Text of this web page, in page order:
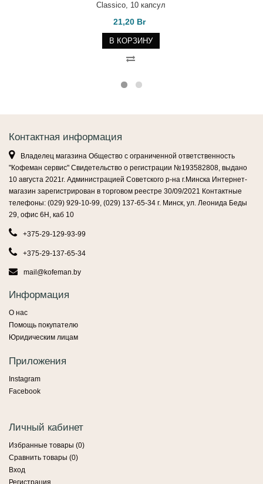
Classico, 10 капсул
21,20 Br
В КОРЗИНУ
Контактная информация
Владелец магазина Общество с ограниченной ответственность
"Кофеман сервис" Свидетельство о регистрации №193582808, выдано
10 августа 2021г. Администрацией Советского р-на г.Минска Интернет-
магазин зарегистрирован в торговом реестре 30/09/2021 Контактные
телефоны: (029) 929-10-99, (029) 137-65-34 г. Минск, ул. Леонида Беды
29, офис 6Н, каб 10
+375-29-129-93-99
+375-29-137-65-34
mail@kofeman.by
Информация
О нас
Помощь покупателю
Юридическим лицам
Приложения
Instagram
Facebook
Личный кабинет
Избранные товары (0)
Сравнить товары (0)
Вход